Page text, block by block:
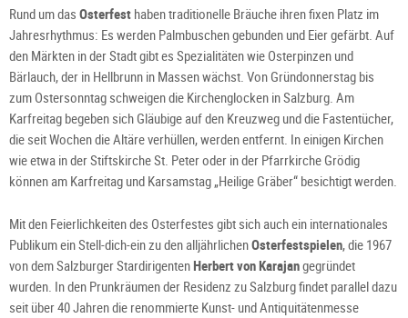
Rund um das Osterfest haben traditionelle Bräuche ihren fixen Platz im
Jahresrhythmus: Es werden Palmbuschen gebunden und Eier gefärbt. Auf
den Märkten in der Stadt gibt es Spezialitäten wie Osterpinzen und
Bärlauch, der in Hellbrunn in Massen wächst. Von Gründonnerstag bis
zum Ostersonntag schweigen die Kirchenglocken in Salzburg. Am
Karfreitag begeben sich Gläubige auf den Kreuzweg und die Fastentücher,
die seit Wochen die Altäre verhüllen, werden entfernt. In einigen Kirchen
wie etwa in der Stiftskirche St. Peter oder in der Pfarrkirche Grödig
können am Karfreitag und Karsamstag „Heilige Gräber“ besichtigt werden.
Mit den Feierlichkeiten des Osterfestes gibt sich auch ein internationales
Publikum ein Stell-dich-ein zu den alljährlichenOsterfestspielen, die 1967
von dem Salzburger Stardirigenten Herbert von Karajangegründet
wurden. In den Prunkräumen der Residenz zu Salzburg findet parallel dazu
seit über 40 Jahren die renommierte Kunst- und Antiquitätenmesse